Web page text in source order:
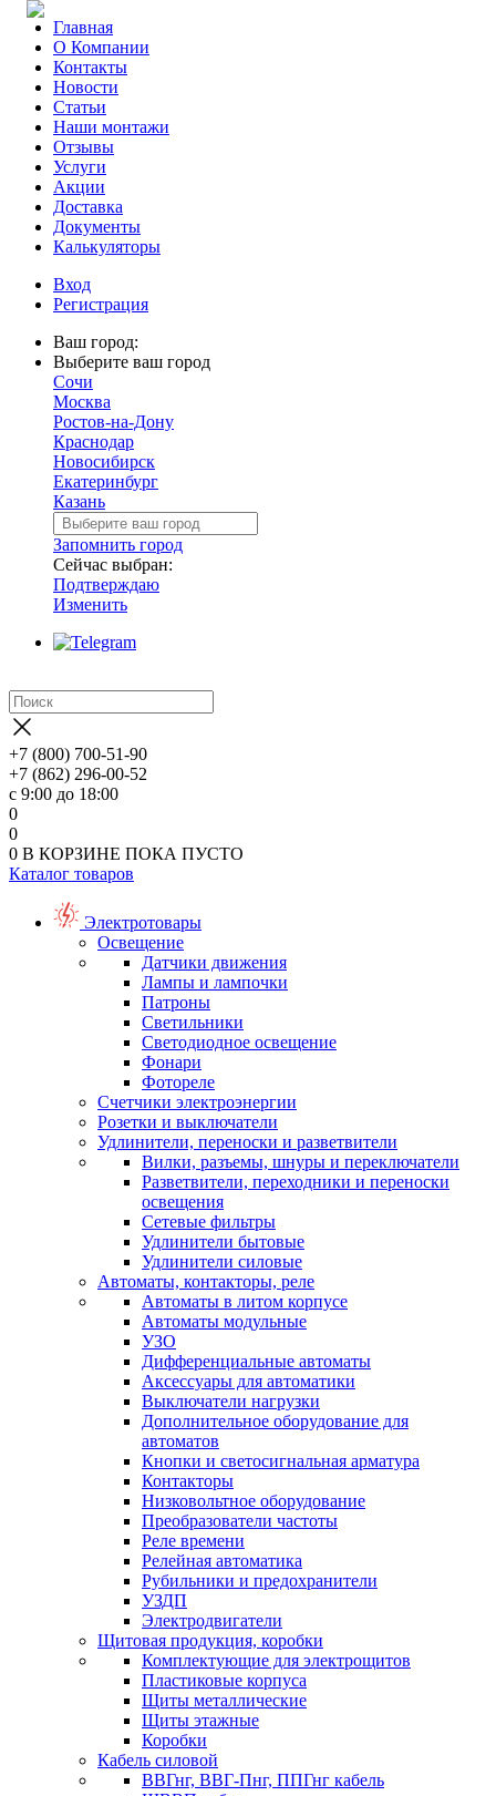
Главная
О Компании
Контакты
Новости
Статьи
Наши монтажи
Отзывы
Услуги
Акции
Доставка
Документы
Калькуляторы
Вход
Регистрация
Ваш город:
Выберите ваш город
Сочи
Москва
Ростов-на-Дону
Краснодар
Новосибирск
Екатеринбург
Казань
Запомнить город
Сейчас выбран:
Подтверждаю
Изменить
+7 (800) 700-51-90
+7 (862) 296-00-52
с 9:00 до 18:00
0
0
0 В КОРЗИНЕ ПОКА ПУСТО
Каталог товаров
Электротовары
Освещение
Датчики движения
Лампы и лампочки
Патроны
Светильники
Светодиодное освещение
Фонари
Фотореле
Счетчики электроэнергии
Розетки и выключатели
Удлинители, переноски и разветвители
Вилки, разъемы, шнуры и переключатели
Разветвители, переходники и переноски
освещения
Сетевые фильтры
Удлинители бытовые
Удлинители силовые
Автоматы, контакторы, реле
Автоматы в литом корпусе
Автоматы модульные
УЗО
Дифференциальные автоматы
Аксессуары для автоматики
Выключатели нагрузки
Дополнительное оборудование для
автоматов
Кнопки и светосигнальная арматура
Контакторы
Низковольтное оборудование
Преобразователи частоты
Реле времени
Релейная автоматика
Рубильники и предохранители
УЗДП
Электродвигатели
Щитовая продукция, коробки
Комплектующие для электрощитов
Пластиковые корпуса
Щиты металлические
Щиты этажные
Коробки
Кабель силовой
ВВГнг, ВВГ-Пнг, ППГнг кабель